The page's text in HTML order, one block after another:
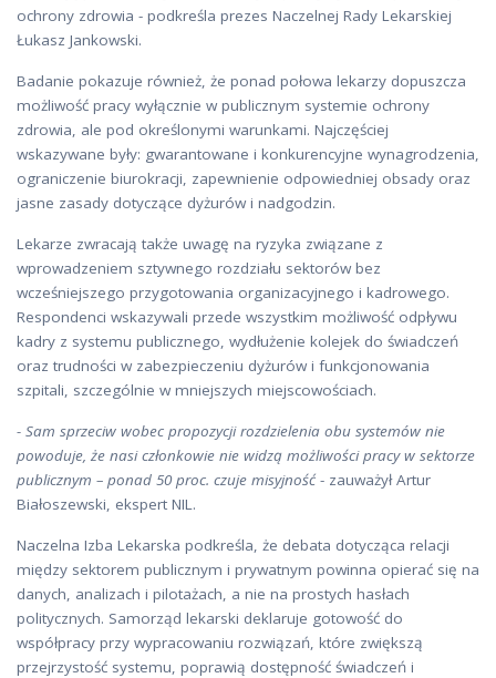
ochrony zdrowia - podkreśla prezes Naczelnej Rady Lekarskiej
Łukasz Jankowski.
Badanie pokazuje również, że ponad połowa lekarzy dopuszcza
możliwość pracy wyłącznie w publicznym systemie ochrony
zdrowia, ale pod określonymi warunkami. Najczęściej
wskazywane były: gwarantowane i konkurencyjne wynagrodzenia,
ograniczenie biurokracji, zapewnienie odpowiedniej obsady oraz
jasne zasady dotyczące dyżurów i nadgodzin.
Lekarze zwracają także uwagę na ryzyka związane z
wprowadzeniem sztywnego rozdziału sektorów bez
wcześniejszego przygotowania organizacyjnego i kadrowego.
Respondenci wskazywali przede wszystkim możliwość odpływu
kadry z systemu publicznego, wydłużenie kolejek do świadczeń
oraz trudności w zabezpieczeniu dyżurów i funkcjonowania
szpitali, szczególnie w mniejszych miejscowościach.
- Sam sprzeciw wobec propozycji rozdzielenia obu systemów nie
powoduje, że nasi członkowie nie widzą możliwości pracy w sektorze
publicznym – ponad 50 proc. czuje misyjność - zauważył Artur
Białoszewski, ekspert NIL.
Naczelna Izba Lekarska podkreśla, że debata dotycząca relacji
między sektorem publicznym i prywatnym powinna opierać się na
danych, analizach i pilotażach, a nie na prostych hasłach
politycznych. Samorząd lekarski deklaruje gotowość do
współpracy przy wypracowaniu rozwiązań, które zwiększą
przejrzystość systemu, poprawią dostępność świadczeń i